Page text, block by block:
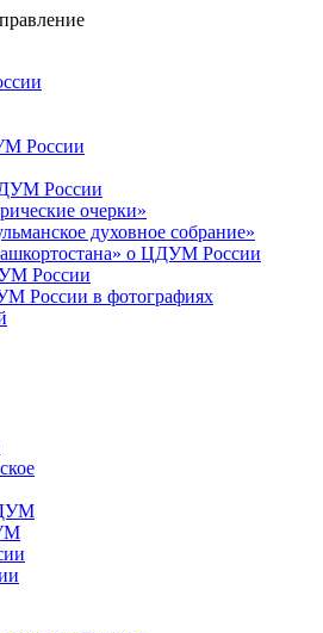
России
России
очерки»
духовное собрание»
о ЦДУМ России
России
России в фотографиях